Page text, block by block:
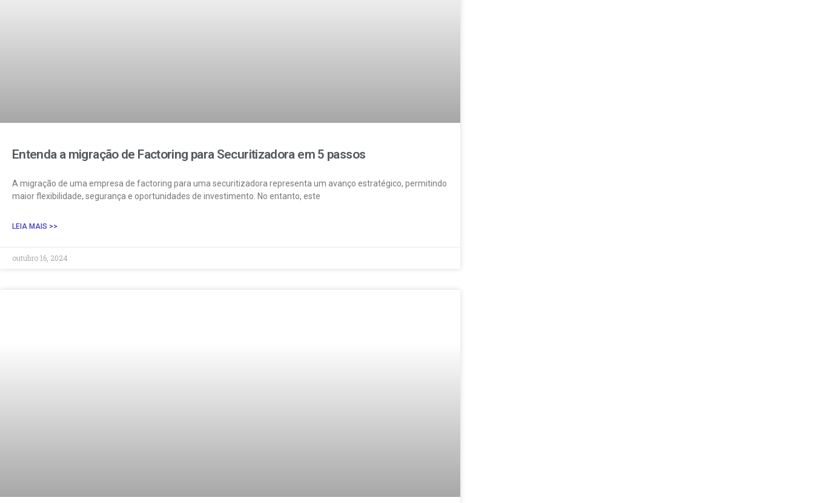
Entenda a migração de Factoring para Securitizadora em 5 passos
A migração de uma empresa de factoring para uma securitizadora representa um avanço estratégico, permitindo
maior flexibilidade, segurança e oportunidades de investimento. No entanto, este
LEIA MAIS >>
outubro 16, 2024